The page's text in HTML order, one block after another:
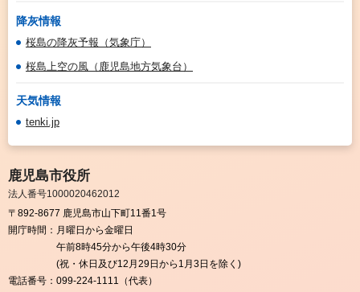
降灰情報
桜島の降灰予報（気象庁）
桜島上空の風（鹿児島地方気象台）
天気情報
tenki.jp
鹿児島市役所
法人番号1000020462012
〒892-8677 鹿児島市山下町11番1号
開庁時間： 月曜日から金曜日
午前8時45分から午後4時30分
(祝・休日及び12月29日から1月3日を除く)
電話番号： 099-224-1111（代表）